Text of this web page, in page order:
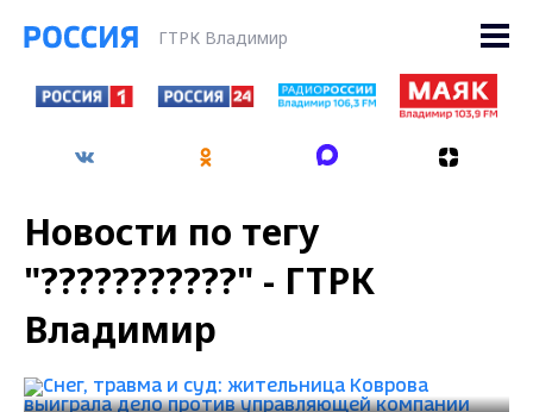
ГТРК Владимир
Новости по тегу
"???????????" - ГТРК
Владимир